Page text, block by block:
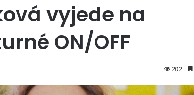
vyjede na
ON/OFF
202